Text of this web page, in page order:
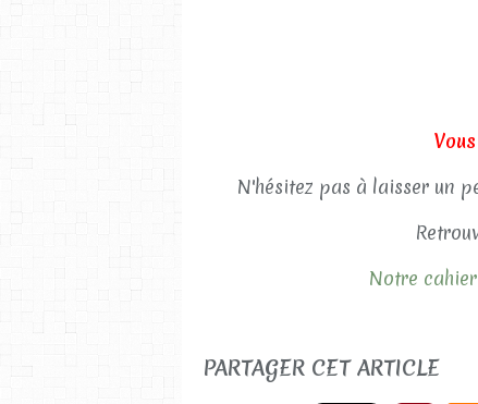
N'hésitez pas à laisser un
Notre
PARTAGER CET ARTICLE